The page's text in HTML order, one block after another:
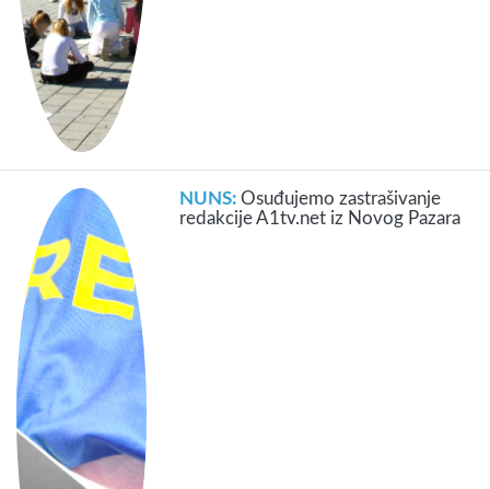
NUNS:Osuđujemo zastrašivanje
redakcije A1tv.net iz Novog Pazara